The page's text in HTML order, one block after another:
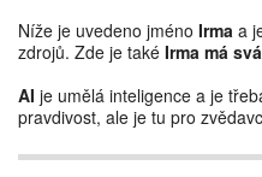
Níže je uvedeno jméno Irma a
zdrojů. Zde je také Irma má
AI je umělá inteligence a je
pravdivost, ale je tu pro